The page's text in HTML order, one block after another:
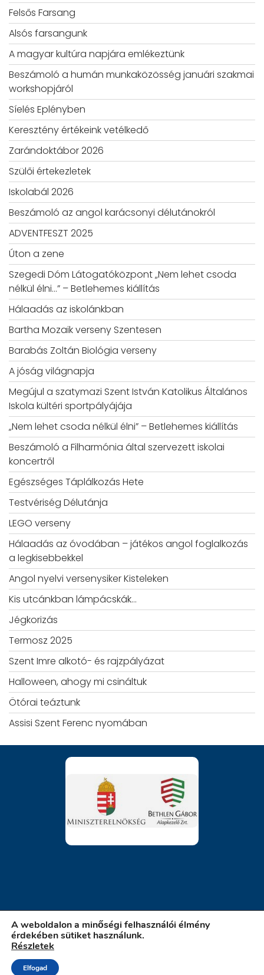
Felsős Farsang
Alsós farsangunk
A magyar kultúra napjára emlékeztünk
Beszámoló a humán munkaközösség januári szakmai
workshopjáról
Síelés Eplényben
Keresztény értékeink vetélkedő
Zarándoktábor 2026
Szülői értekezletek
Iskolabál 2026
Beszámoló az angol karácsonyi délutánokról
ADVENTFESZT 2025
Úton a zene
Szegedi Dóm Látogatóközpont „Nem lehet csoda
nélkül élni…” – Betlehemes kiállítás
Hálaadás az iskolánkban
Bartha Mozaik verseny Szentesen
Barabás Zoltán Biológia verseny
A jóság világnapja
Megújul a szatymazi Szent István Katolikus Általános
Iskola kültéri sportpályájája
„Nem lehet csoda nélkül élni” – Betlehemes kiállítás
Beszámoló a Filharmónia által szervezett iskolai
koncertről
Egészséges Táplálkozás Hete
Testvériség Délutánja
LEGO verseny
Hálaadás az óvodában – játékos angol foglalkozás
a legkisebbekkel
Angol nyelvi versenysiker Kisteleken
Kis utcánkban lámpácskák…
Jégkorizás
Termosz 2025
Szent Imre alkotó- és rajzpályázat
Halloween, ahogy mi csináltuk
Ötórai teáztunk
Assisi Szent Ferenc nyomában
A weboldalon a minőségi felhasználói élmény
érdekében sütiket használunk.
Részletek
Elfogad